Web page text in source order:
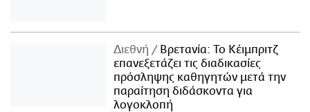
Διεθνή
Βρετανία: Το Κέιμπριτζ
επανεξετάζει τις διαδικασίες
πρόσληψης καθηγητών μετά την
παραίτηση διδάσκοντα για
λογοκλοπή